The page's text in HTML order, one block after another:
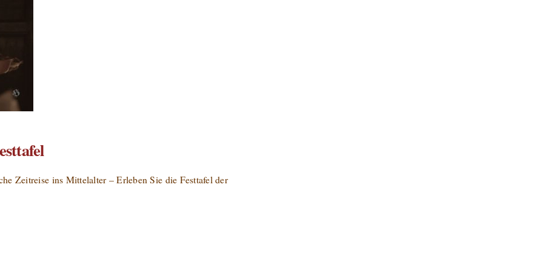
Zeitreise ins Mittelalter – Erleben Sie die Festtafel der